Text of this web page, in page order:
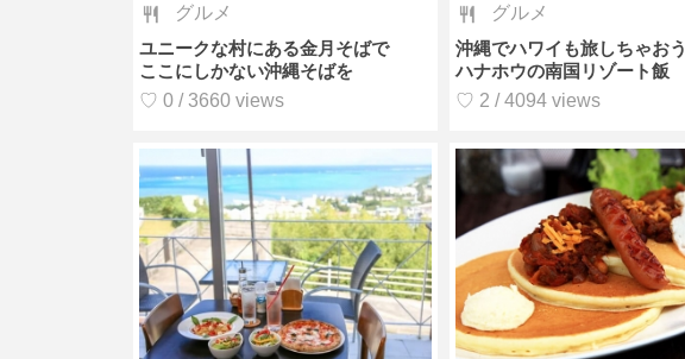
グルメ
ユニークな村にある金月そばで
ここにしかない沖縄そばを
♡ 0 / 3660 views
グルメ
沖縄でハワイも旅しちゃおう
ハナホウの南国リゾート飯
♡ 2 / 4094 views